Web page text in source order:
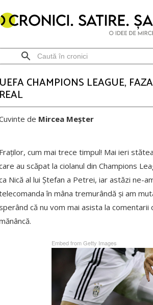
UEFA CHAMPIONS LEAGUE,
REAL
de Mircea Meșter
Fraților, cum mai trece timpul! Mai ieri
au scăpat la ciolanul din Champions
Nică al lui Ștefan a Petrei, iar astăzi ne-
în mâna tremurândă și am
că nu vom mai asista la
Embed from Getty Images